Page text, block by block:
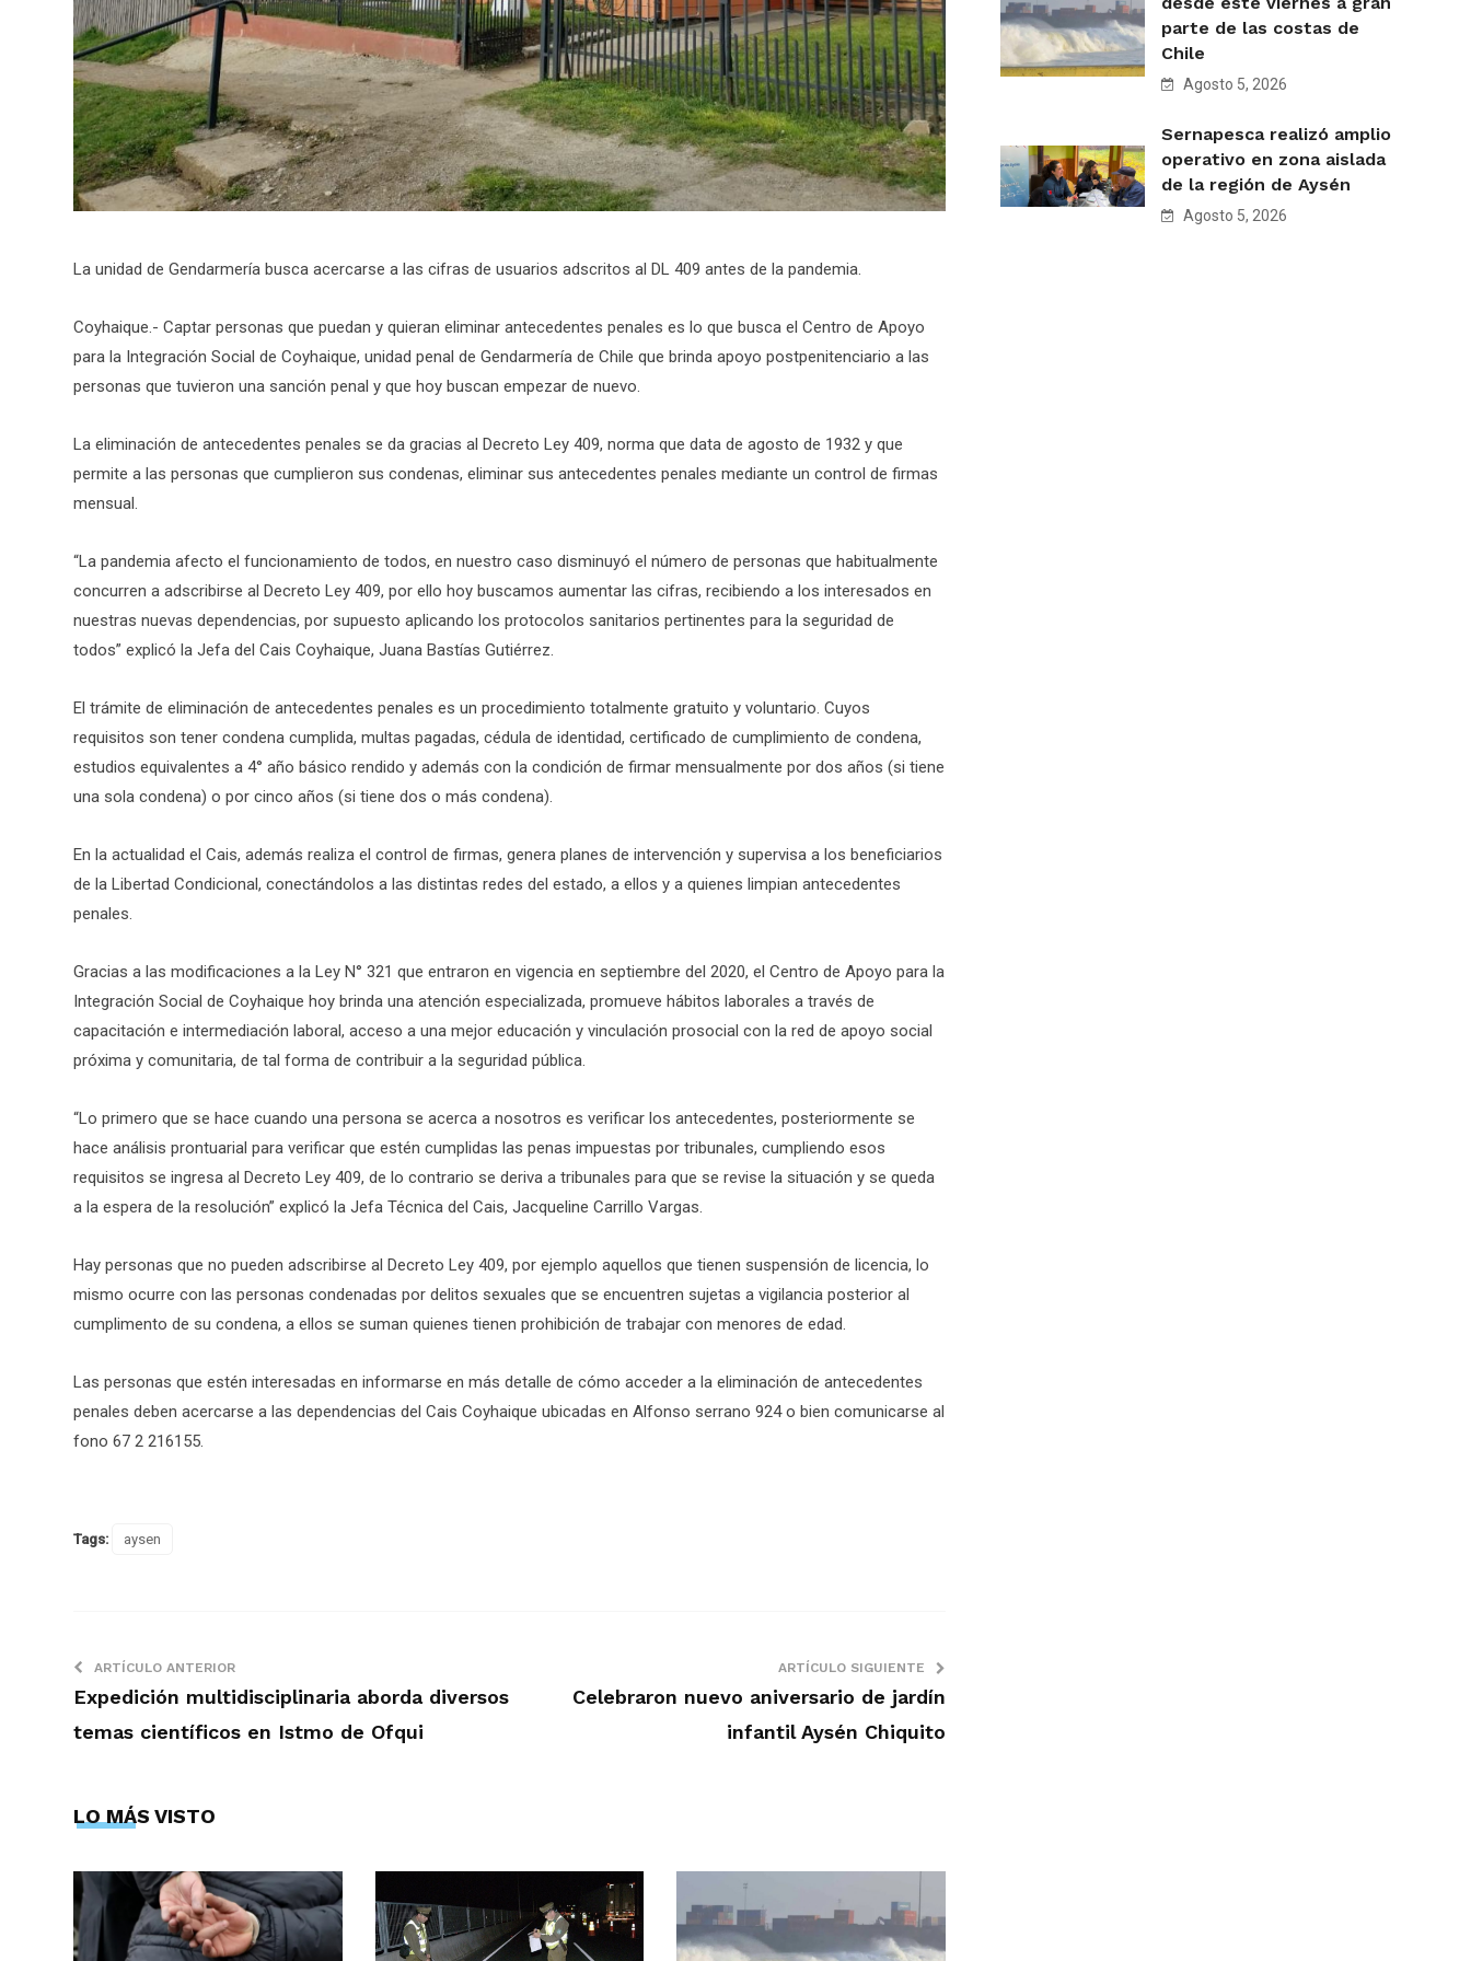
La unidad de Gendarmería busca acercarse a las cifras de usuarios adscritos al DL 409 antes de la pandemia.
Coyhaique.- Captar personas que puedan y quieran eliminar antecedentes penales es lo que busca el Centro de Apoyo
para la Integración Social de Coyhaique, unidad penal de Gendarmería de Chile que brinda apoyo postpenitenciario a las
personas que tuvieron una sanción penal y que hoy buscan empezar de nuevo.
La eliminación de antecedentes penales se da gracias al Decreto Ley 409, norma que data de agosto de 1932 y que
permite a las personas que cumplieron sus condenas, eliminar sus antecedentes penales mediante un control de firmas
mensual.
“La pandemia afecto el funcionamiento de todos, en nuestro caso disminuyó el número de personas que habitualmente
concurren a adscribirse al Decreto Ley 409, por ello hoy buscamos aumentar las cifras, recibiendo a los interesados en
nuestras nuevas dependencias, por supuesto aplicando los protocolos sanitarios pertinentes para la seguridad de
todos” explicó la Jefa del Cais Coyhaique, Juana Bastías Gutiérrez.
El trámite de eliminación de antecedentes penales es un procedimiento totalmente gratuito y voluntario. Cuyos
requisitos son tener condena cumplida, multas pagadas, cédula de identidad, certificado de cumplimiento de condena,
estudios equivalentes a 4° año básico rendido y además con la condición de firmar mensualmente por dos años (si tiene
una sola condena) o por cinco años (si tiene dos o más condena).
En la actualidad el Cais, además realiza el control de firmas, genera planes de intervención y supervisa a los beneficiarios
de la Libertad Condicional, conectándolos a las distintas redes del estado, a ellos y a quienes limpian antecedentes
penales.
Gracias a las modificaciones a la Ley N° 321 que entraron en vigencia en septiembre del 2020, el Centro de Apoyo para la
Integración Social de Coyhaique hoy brinda una atención especializada, promueve hábitos laborales a través de
capacitación e intermediación laboral, acceso a una mejor educación y vinculación prosocial con la red de apoyo social
próxima y comunitaria, de tal forma de contribuir a la seguridad pública.
“Lo primero que se hace cuando una persona se acerca a nosotros es verificar los antecedentes, posteriormente se
hace análisis prontuarial para verificar que estén cumplidas las penas impuestas por tribunales, cumpliendo esos
requisitos se ingresa al Decreto Ley 409, de lo contrario se deriva a tribunales para que se revise la situación y se queda
a la espera de la resolución” explicó la Jefa Técnica del Cais, Jacqueline Carrillo Vargas.
Hay personas que no pueden adscribirse al Decreto Ley 409, por ejemplo aquellos que tienen suspensión de licencia, lo
mismo ocurre con las personas condenadas por delitos sexuales que se encuentren sujetas a vigilancia posterior al
cumplimento de su condena, a ellos se suman quienes tienen prohibición de trabajar con menores de edad.
Las personas que estén interesadas en informarse en más detalle de cómo acceder a la eliminación de antecedentes
penales deben acercarse a las dependencias del Cais Coyhaique ubicadas en Alfonso serrano 924 o bien comunicarse al
fono 67 2 216155.
Tags: aysen
ARTÍCULO ANTERIOR
Expedición multidisciplinaria aborda diversos
temas científicos en Istmo de Ofqui
ARTÍCULO SIGUIENTE
Celebraron nuevo aniversario de jardín
infantil Aysén Chiquito
LO MÁS VISTO
parte de las costas de
Chile
Agosto 5, 2026
Sernapesca realizó amplio
operativo en zona aislada
de la región de Aysén
Agosto 5, 2026